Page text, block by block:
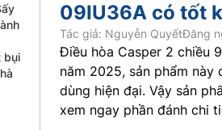
bụi
09IU36A có tốt
Tác giả: Nguyễn QuyếtĐăng
Điều hòa Casper 2 chiều
năm 2025, sản phẩm
dùng hiện đại. Vậy sản
xem ngay phần đánh chi